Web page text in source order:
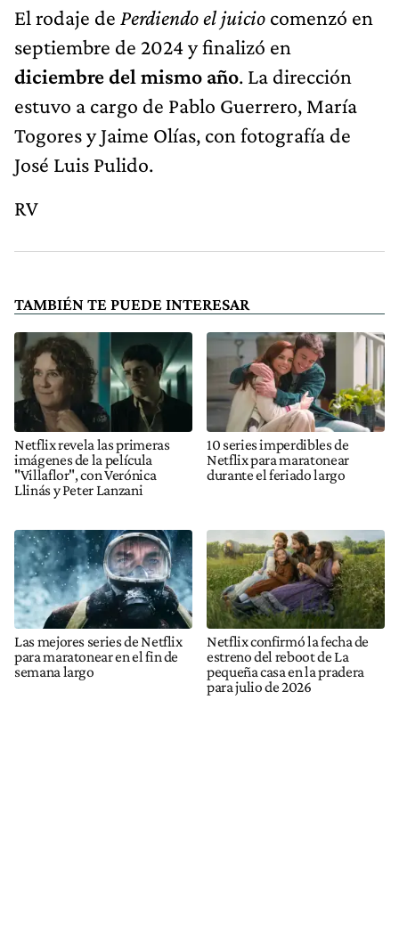
El rodaje de Perdiendo el juicio comenzó en
septiembre de 2024 y finalizó en
diciembre del mismo año. La dirección
estuvo a cargo de Pablo Guerrero, María
Togores y Jaime Olías, con fotografía de
José Luis Pulido.
RV
TAMBIÉN TE PUEDE INTERESAR
Netflix revela las primeras
imágenes de la película
"Villaflor", con Verónica
Llinás y Peter Lanzani
10 series imperdibles de
Netflix para maratonear
durante el feriado largo
Las mejores series de Netflix
para maratonear en el fin de
semana largo
Netflix confirmó la fecha de
estreno del reboot de La
pequeña casa en la pradera
para julio de 2026